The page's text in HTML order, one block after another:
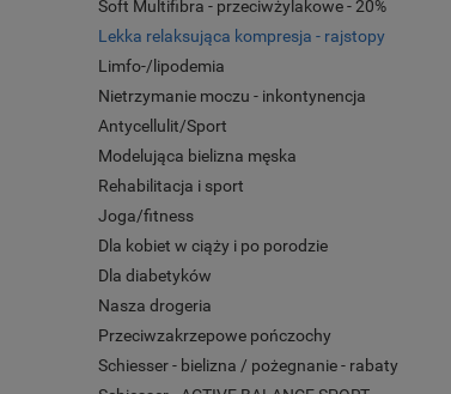
Soft Multifibra - przeciwżylakowe - 20%
Lekka relaksująca kompresja - rajstopy
Limfo-/lipodemia
Nietrzymanie moczu - inkontynencja
Antycellulit/Sport
Modelująca bielizna męska
Rehabilitacja i sport
Joga/fitness
Dla kobiet w ciąży i po porodzie
Dla diabetyków
Nasza drogeria
Przeciwzakrzepowe pończochy
Schiesser - bielizna / pożegnanie - rabaty